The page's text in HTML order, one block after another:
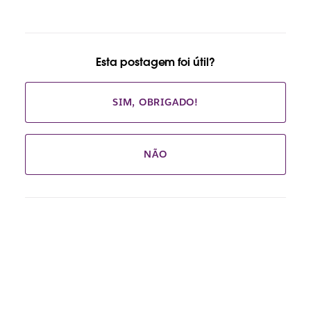
Esta postagem foi útil?
SIM, OBRIGADO!
NÃO